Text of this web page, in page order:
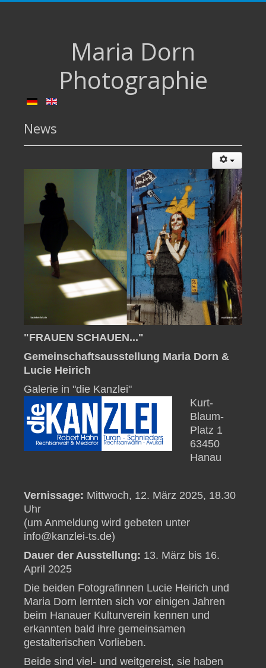
Maria Dorn
Photographie
News
"FRAUEN SCHAUEN..."
Gemeinschaftsausstellung Maria Dorn &
Lucie Heirich
Galerie in "die Kanzlei"
Kurt-
Blaum-
Platz 1
63450
Hanau
Vernissage: Mittwoch, 12. März 2025, 18.30
Uhr
(um Anmeldung wird gebeten unter
info@kanzlei-ts.de)
Dauer der Ausstellung: 13. März bis 16.
April 2025
Die beiden Fotografinnen Lucie Heirich und
Maria Dorn lernten sich vor einigen Jahren
beim Hanauer Kulturverein kennen und
erkannten bald ihre gemeinsamen
gestalterischen Vorlieben.
Beide sind viel- und weitgereist, sie haben